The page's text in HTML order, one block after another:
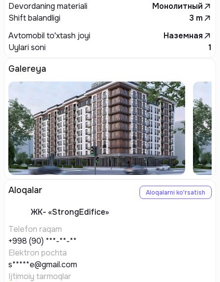
Devordaning materiali
Монолитный
Shift balandligi
3 m
Avtomobil to'xtash joyi
Наземная
Uylari soni
1
Galereya
Aloqalar Aloqalarni ko'rsatish
ЖК- «StrongEdifice»
Telefon raqam
+998 (90) ***-**-**
Elektron pochta
s*****e@gmail.com
Ijtimoiy tarmoqlar